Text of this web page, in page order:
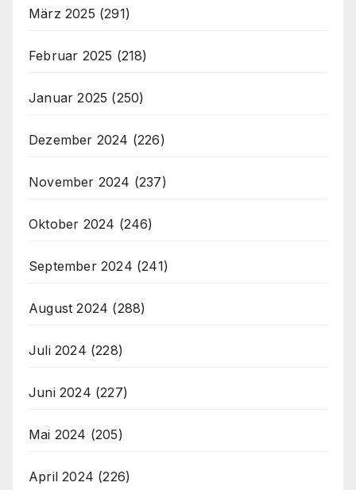
März 2025 (291)
Februar 2025 (218)
Januar 2025 (250)
Dezember 2024 (226)
November 2024 (237)
Oktober 2024 (246)
September 2024 (241)
August 2024 (288)
Juli 2024 (228)
Juni 2024 (227)
Mai 2024 (205)
April 2024 (226)